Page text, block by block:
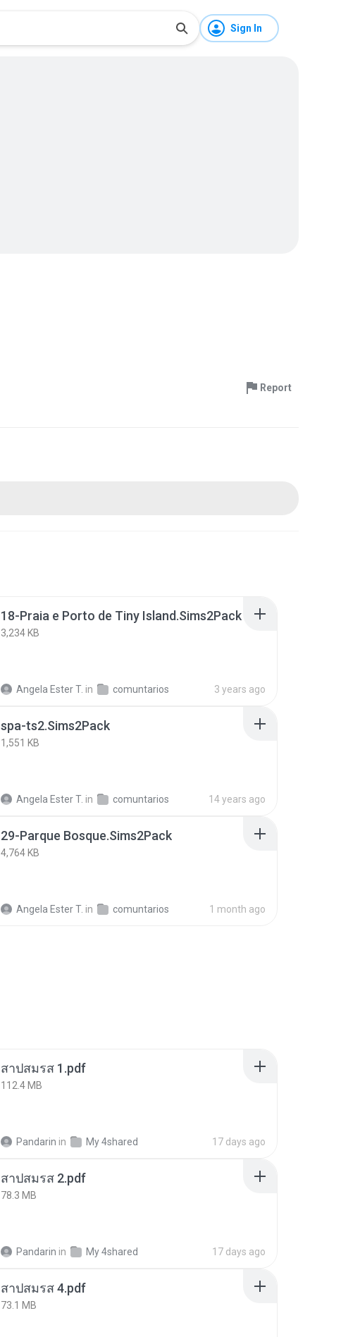
Sign In
Report
18-Praia e Porto de Tiny Island.Sims2Pack
3,234 KB
Angela Ester T. in comuntarios 3 years ago
spa-ts2.Sims2Pack
1,551 KB
Angela Ester T. in comuntarios 14 years ago
29-Parque Bosque.Sims2Pack
4,764 KB
Angela Ester T. in comuntarios 1 month ago
สาปสมรส 1.pdf
112.4 MB
Pandarin in My 4shared 17 days ago
สาปสมรส 2.pdf
78.3 MB
Pandarin in My 4shared 17 days ago
สาปสมรส 4.pdf
73.1 MB